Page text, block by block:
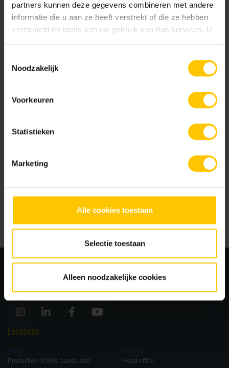
partners kunnen deze gegevens combineren met andere
informatie die u aan ze heeft verstrekt of die ze hebben
verzameld op basis van uw gebruik van hun services. U
Noodzakelijk
Voorkeuren
Statistieken
Marketing
Alle cookies toestaan
Selectie toestaan
Alleen noodzakelijke cookies
Cracking and dilatation
Processing
Insulating facing bricks
Read article
Locations
Aalst
Production of tiles, bands and
Veghel
Head office